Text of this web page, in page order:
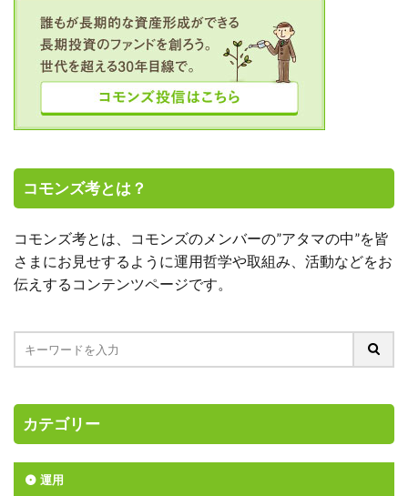
コモンズ考とは？
コモンズ考とは、コモンズのメンバーの”アタマの中”を皆
さまにお見せするように運用哲学や取組み、活動などをお
伝えするコンテンツページです。
カテゴリー
運用